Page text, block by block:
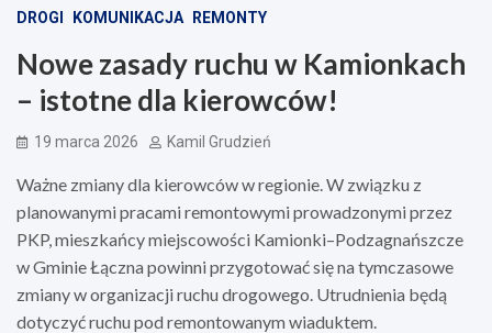
DROGI KOMUNIKACJA REMONTY
Nowe zasady ruchu w Kamionkach
– istotne dla kierowców!
19 marca 2026 Kamil Grudzień
Ważne zmiany dla kierowców w regionie. W związku z
planowanymi pracami remontowymi prowadzonymi przez
PKP, mieszkańcy miejscowości Kamionki–Podzagnańszcze
w Gminie Łączna powinni przygotować się na tymczasowe
zmiany w organizacji ruchu drogowego. Utrudnienia będą
dotyczyć ruchu pod remontowanym wiaduktem.